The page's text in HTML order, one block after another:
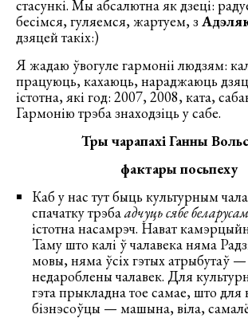
стасункі. Мы абсалютна як дзеці:
бесімся, гуляемся, жартуем, з
дзяцей такіх:)
Я жадаю ўвогуле гармоніі людзям:
працуюць, кахаюць, нараджаюць
істотна, які год: 2007, 2008, ката,
Гармонію трэба знаходзіць у сабе.
Тры чарапахі Ганны
фактары посьпеху
Каб у нас тут быць культурным
спачатку трэбаадчуць сябе беларусам
істотна насамрэч. Нават
Таму што калі ў чалавека няма
мовы, няма ўсіх гэтых атрыбутаў
недароблены чалавек. Для
гэта прыкладна тое самае, што для
бізнэсоўцы — машына, віла,